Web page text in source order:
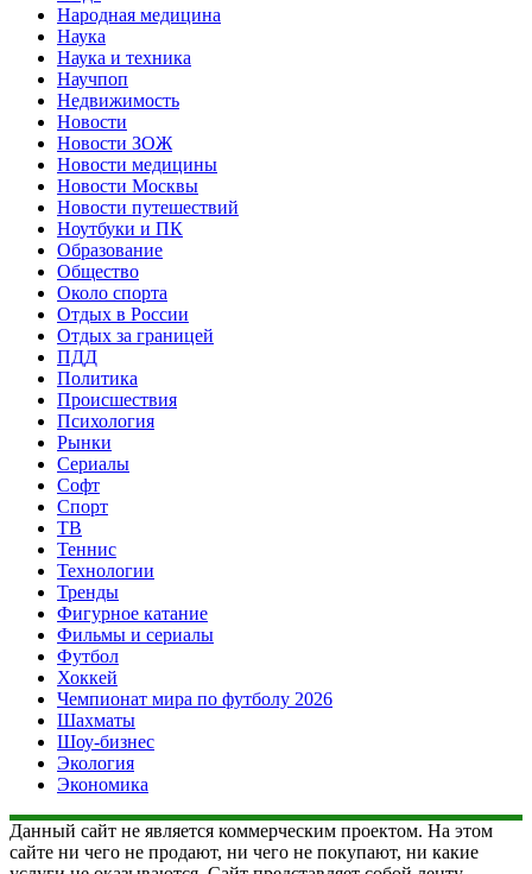
Народная медицина
Наука
Наука и техника
Научпоп
Недвижимость
Новости
Новости ЗОЖ
Новости медицины
Новости Москвы
Новости путешествий
Ноутбуки и ПК
Образование
Общество
Около спорта
Отдых в России
Отдых за границей
ПДД
Политика
Происшествия
Психология
Рынки
Сериалы
Софт
Спорт
ТВ
Теннис
Технологии
Тренды
Фигурное катание
Фильмы и сериалы
Футбол
Хоккей
Чемпионат мира по футболу 2026
Шахматы
Шоу-бизнес
Экология
Экономика
Данный сайт не является коммерческим проектом. На этом
сайте ни чего не продают, ни чего не покупают, ни какие